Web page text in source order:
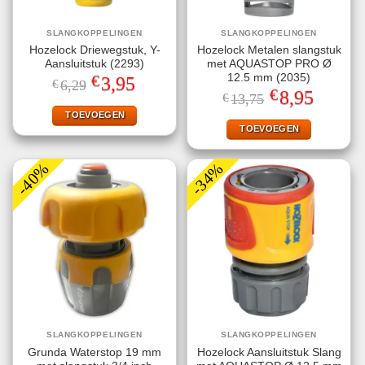
SLANGKOPPELINGEN
Hozelock Driewegstuk, Y-
Aansluitstuk (2293)
€6,29 Oorspronkelijke
prijs
was:
€6,29.
€3,95
is:
€3,95.
TOEVOEGEN
SLANGKOPPELINGEN
Hozelock Metalen slangstuk
met AQUASTOP PRO Ø
12.5 mm (2035)
€13,75 Oorspronkelijke
prijs
was:
€13,75.
€8,95prijs
TOEVOEGEN
-40%
SLANGKOPPELINGEN
Grunda Waterstop 19 mm
-34%
SLANGKOPPELINGEN
Hozelock Aansluitstuk Slang